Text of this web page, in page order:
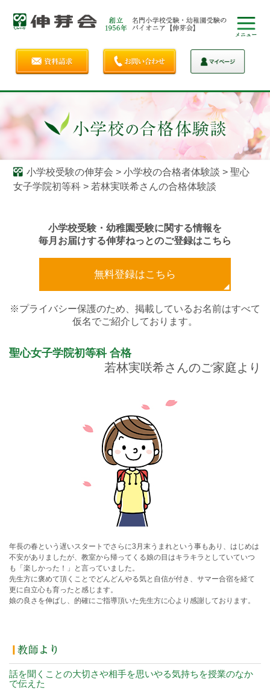
小学校受験の伸芽会 > 小学校の合格者体験談 > 聖心
女子学院初等科> 若林実咲希さんの合格体験談
小学校受験・幼稚園受験に関する情報を
毎月お届けする伸芽ねっとのご登録はこちら
無料登録はこちら
※プライバシー保護のため、掲載しているお名前はすべて
仮名でご紹介しております。
聖心女子学院初等科合格
若林実咲希さんのご家庭より
年長の春という遅いスタートでさらに3月末うまれという事もあり、はじめは
不安がありましたが、教室から帰ってくる娘の目はキラキラとしていていつ
も「楽しかった！」と言っていました。
先生方に褒めて頂くことでどんどんやる気と自信が付き、サマー合宿を経て
更に自立心も育ったと感じます。
娘の良さを伸ばし、的確にご指導頂いた先生方に心より感謝しております。
話を聞くことの大切さや相手を思いやる気持ちを授業のなか
で伝えた